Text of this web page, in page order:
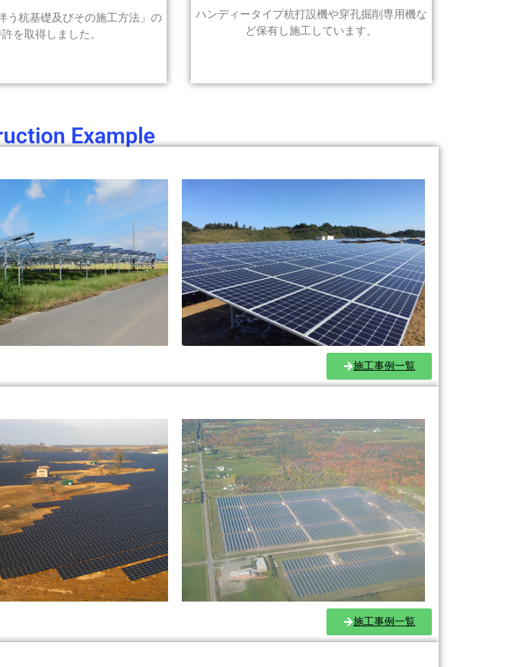
う杭基礎及びその施工方法」の
を取得しました。
ハンディータイプ杭打設機や穿孔掘削専用機な
ど保有し施工しています。
Example
施工事例一覧
施工事例一覧